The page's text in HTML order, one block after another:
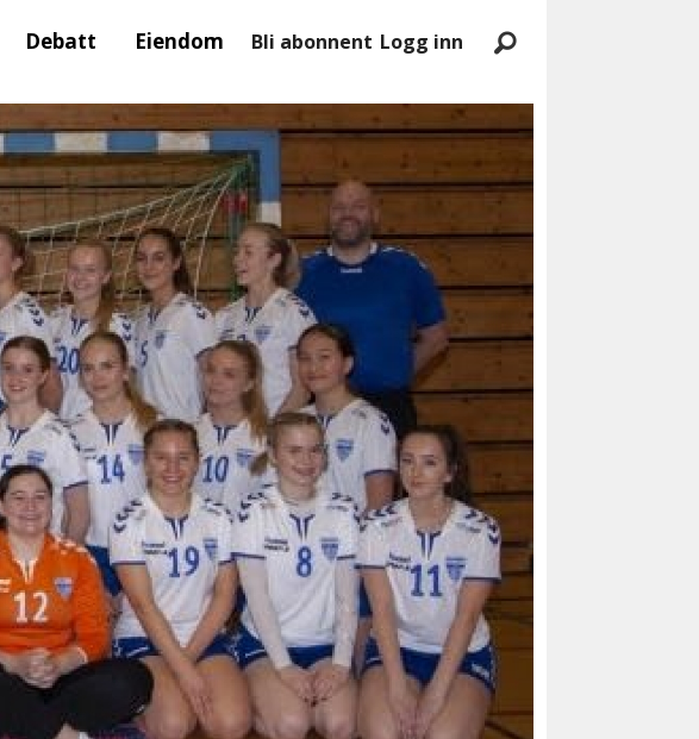
Debatt Eiendom Bli abonnent Logg inn